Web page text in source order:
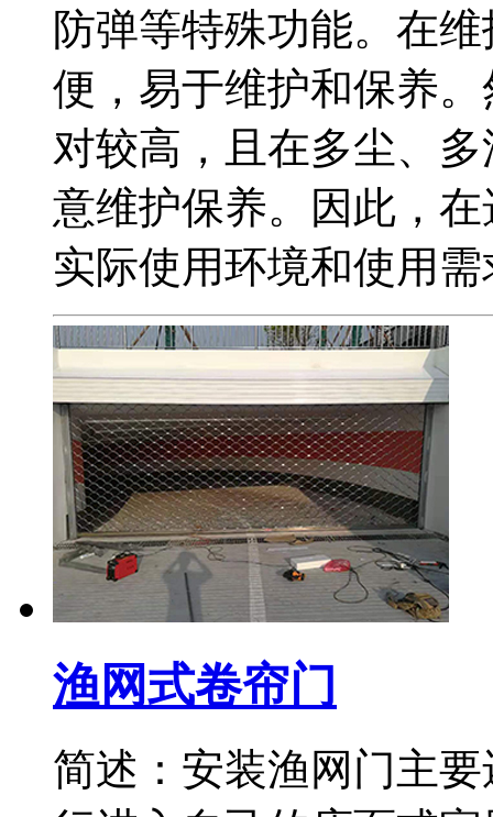
防弹等特殊功能。在
便，易于维护和保养
对较高，且在多尘、
意维护保养。因此，
实际使用环境和使用
渔网式卷帘门
简述：安装渔网门主